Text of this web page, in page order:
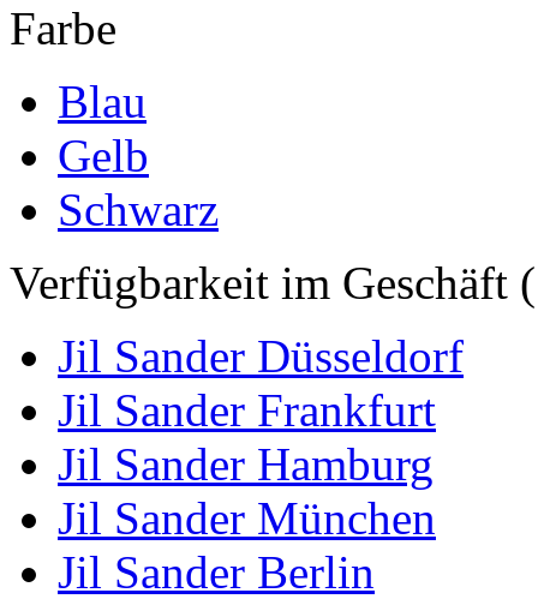
Farbe
Blau
Gelb
Schwarz
Verfügbarkeit im Geschäft
Jil Sander Düsseldorf
Jil Sander Frankfurt
Jil Sander Hamburg
Jil Sander München
Jil Sander Berlin